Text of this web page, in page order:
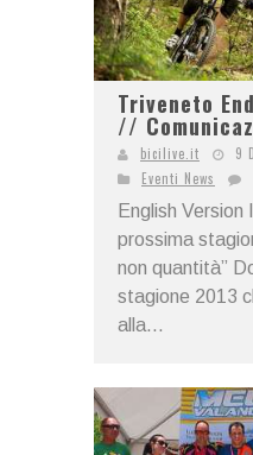
Triveneto
//
bicilive.it
9
Eventi News
English
prossima
non quantità”
stagione 2013
alla...